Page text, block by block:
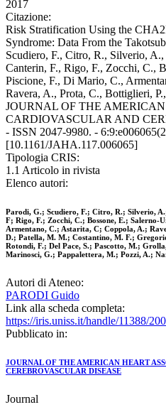
2017
Citazione:
Risk Stratification Using the
Syndrome: Data From the
Scudiero, F., Citro, R., Silverio,
Canterin, F., Rigo, F., Zocchi, C.,
Piscione, F., Di Mario, C.,
Ravera, A., Prota, C., Bottiglieri,
JOURNAL OF THE
CARDIOVASCULAR AND
- ISSN 2047-9980. -
[10.1161/JAHA.117.006065]
Tipologia CRIS:
1.1 Articolo in rivista
Elenco autori:
Parodi, G.; Scudiero, F.; Citro, R.; Silverio,
F; Rigo, F.; Zocchi, C.; Bossone, E.;
Armentano, C.; Astarita, C; Coppola, A.;
D.; Patella, M. M.; Costantino, M. F.;
Rotondi, F.; Del Pace, S.; Pascotto, M.;
Marinosci, G.; Pappalettera, M.; Pozzi, A.;
Autori di Ateneo:
PARODI Guido
Link alla scheda completa:
https://iris.uniss.it/handle/11388/
Pubblicato in:
JOURNAL OF THE AMERICAN HEART
CEREBROVASCULAR DISEASE
Journal